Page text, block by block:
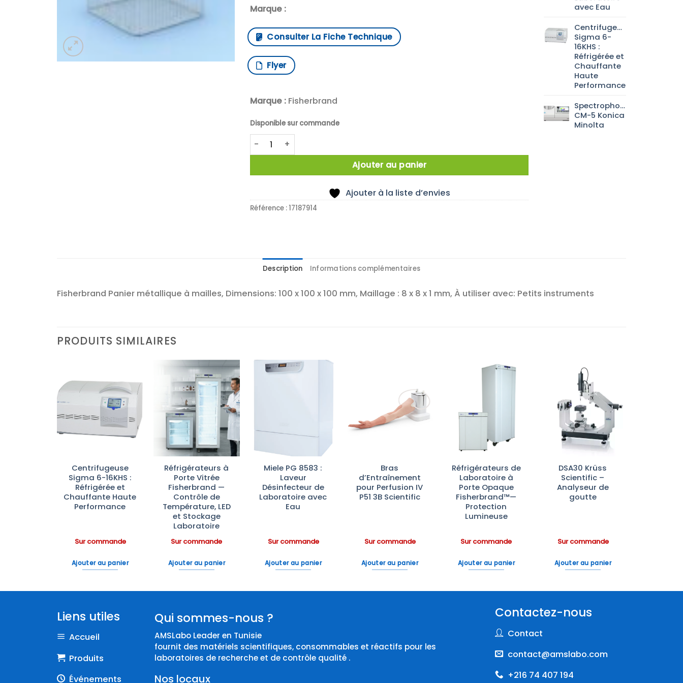
Marque :
Consulter La Fiche Technique
Flyer
Marque :Fisherbrand
Disponible sur commande
quantité de Mesh basket, Mask 8x8x1 mm, (WxDxH) 100x100x100mm
Ajouter au panier
Ajouter à la liste d’envies
Référence :17187914
avec Eau
Centrifugeuse
Sigma 6-
16KHS :
Réfrigérée et
Chauffante
Haute
Performance
Spectrophotomètre
CM-5 Konica
Minolta
Description Informations complémentaires
Fisherbrand Panier métallique à mailles, Dimensions: 100 x 100 x 100 mm, Maillage : 8 x 8 x 1 mm, À utiliser avec: Petits instruments
PRODUITS SIMILAIRES
Ajouter
d’envies
Centrifugeuse
Sigma 6-16KHS :
Réfrigérée et
Chauffante Haute
Performance
Sur commande
Ajouter au panier
Ajouter
à la liste
d’envies
Réfrigérateurs à
Porte Vitrée
Fisherbrand —
Contrôle de
Température, LED
et Stockage
Laboratoire
Sur commande
Ajouter au panier
Miele PG 8583 :
Laveur
Désinfecteur de
Laboratoire avec
Eau
Sur commande
Ajouter au panier
Ajouter
à la liste
d’envies
Bras
d’Entraînement
pour Perfusion IV
P51 3B Scientific
Sur commande
Ajouter au panier
Réfrigérateurs de
Laboratoire à
Porte Opaque
Fisherbrand™—
Protection
Lumineuse
Sur commande
Ajouter au panier
Ajouter
à la liste
d’envies
DSA30 Krüss
Scientific –
Analyseur de
goutte
Sur commande
Ajouter au panier
Liens utiles
Accueil
Produits
Événements
Qui sommes-nous ?
AMSLabo Leader en Tunisie
fournit des matériels scientifiques, consommables et réactifs pour les
laboratoires de recherche et de contrôle qualité .
Nos locaux
Contactez-nous
Contact
contact@amslabo.com
+216 74 407 194